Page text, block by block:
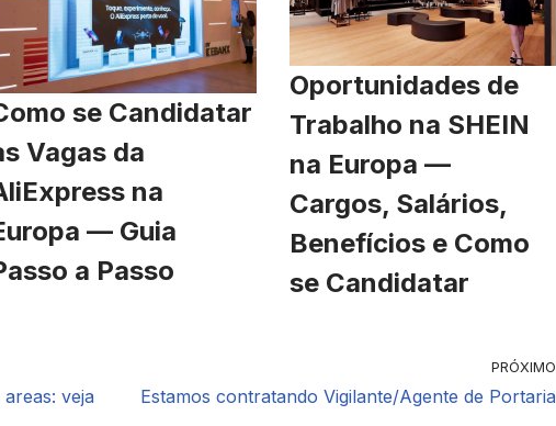
se Candidatar
Vagas da
na
— Guia
a Passo
Oportunidades de
Trabalho na SHEIN
na Europa —
Cargos, Salários,
Benefícios e Como
se Candidatar
veja
PRÓXIMO
Estamos contratando Vigilante/Agente de Portaria